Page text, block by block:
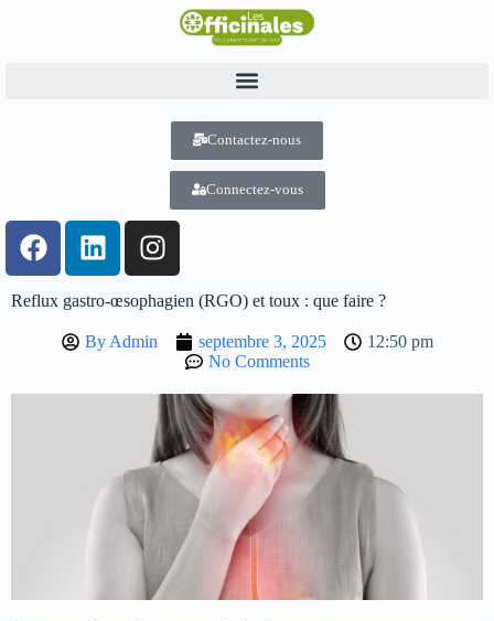
Contactez-nous
Connectez-vous
Reflux gastro-œsophagien (RGO) et toux : que faire ?
ByAdmin septembre 3, 2025
12:50 pm
No Comments